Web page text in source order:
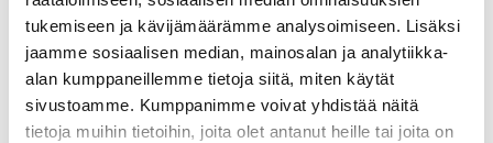
tukemiseen ja kävijämäärämme analysoimiseen. Lisäksi
jaamme sosiaalisen median, mainosalan ja analytiikka-
alan kumppaneillemme tietoja siitä, miten käytät
sivustoamme. Kumppanimme voivat yhdistää näitä
tietoja muihin tietoihin, joita olet antanut heille tai joita on
Lisäksi selvitetään paikallisiin sopimuksiin liittyviä
käytäntöjä ja keskustellaan niiden tekemisestä, etenkin
työaikaan liittyvissä asioissa. Kurssilla käydään myös läpi
erimielisyysasioiden jatkokäsittelyä sekä työsuhteen